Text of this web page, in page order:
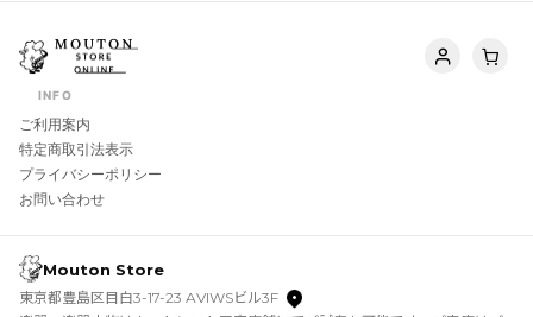
INFO
ご利用案内
特定商取引法表示
プライバシーポリシー
お問い合わせ
Mouton Store
東京都豊島区目白3-17-23 AVIWSビル3F